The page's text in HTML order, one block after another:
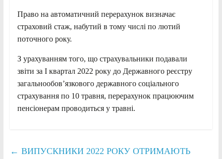
Право на автоматичний перерахунок визначає
страховий стаж, набутий в тому числі по лютий
поточного року.
З урахуванням того, що страхувальники подавали
звіти за І квартал 2022 року до Державного реєстру
загальнообов’язкового державного соціального
страхування по 10 травня, перерахунок працюючим
пенсіонерам проводиться у травні.
← ВИПУСКНИКИ 2022 РОКУ ОТРИМАЮТЬ